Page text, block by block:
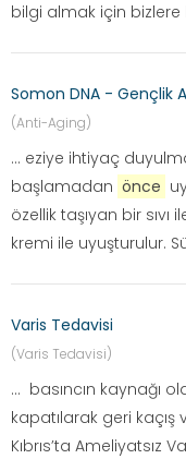
bilgi almak için
Somon DNA - Gençlik
(Anti-Aging)
... eziye ihtiyaç
başlamadan önce
özellik taşıyan bir
kremi ile uyuşturulur.
Varis Tedavisi
(Varis Tedavisi)
... basıncın kaynağı
kapatılarak geri kaçış
Kıbrıs’ta Ameliyatsız